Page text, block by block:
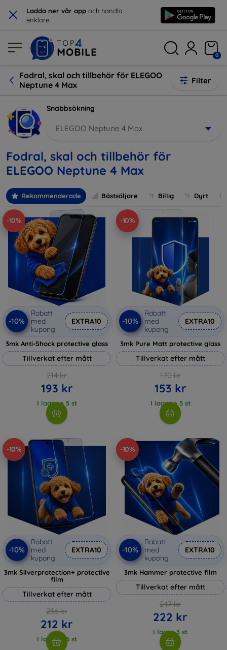
× Ladda ner vår app och handla
enklare.
0
Fodral, skal och tillbehör för ELEGOO
Neptune 4 Max
Filter
Snabbsökning
ELEGOO Neptune 4 Max
Fodral, skal och tillbehör för
ELEGOO Neptune 4 Max
Rekommenderade Bästsäljare Billig Dyrt
-10%
-10%
Rabatt
med
kupong
EXTRA10
3mk Anti-Shock protective glass
Tillverkat efter mått
214 kr
193 kr
I lager > 5 st
-10%
-10%
Rabatt
med
kupong
EXTRA10
3mk Pure Matt protective glass
Tillverkat efter mått
170 kr
153 kr
I lager > 5 st
-10%
-10%
Rabatt
med
kupong
EXTRA10
3mk Silverprotection+ protective
film
Tillverkat efter mått
236 kr
212 kr
I lager > 5 st
-10%
-10%
Rabatt
med
kupong
EXTRA10
3mk Hammer protective film
Tillverkat efter mått
247 kr
222 kr
I lager 3 st